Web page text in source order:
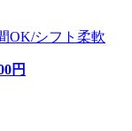
OK/シフト柔軟
円